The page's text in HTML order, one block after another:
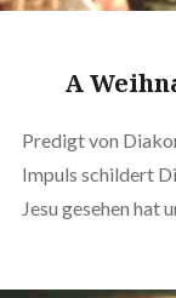
A
Predigt von
Impuls schildert
Jesu gesehen hat